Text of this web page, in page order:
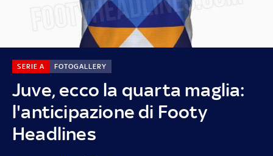
Juve, ecco la quarta maglia:
l'anticipazione di Footy
Headlines
SERIE A FOTOGALLERY